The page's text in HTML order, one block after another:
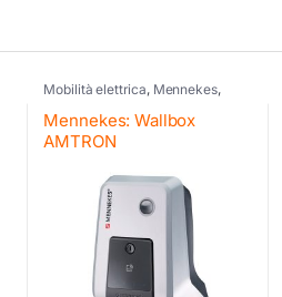
Mobilità elettrica, Mennekes,
Mennekes: Wallbox
AMTRON